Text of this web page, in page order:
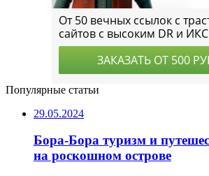
Популярные статьи
29.05.2024
Бора-Бора туризм и
на роскошном острове